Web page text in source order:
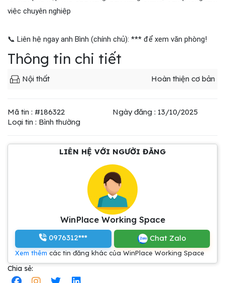
việc chuyên nghiệp
📞 Liên hệ ngay anh Bình (chính chủ): *** để xem văn phòng!
Thông tin chi tiết
Nội thất Hoàn thiện cơ bản
Mã tin : #186322
Ngày đăng : 13/10/2025
Loại tin : Bình thường
LIÊN HỆ VỚI NGƯỜI ĐĂNG
WinPlace Working Space
0976312*** Chat Zalo
Xem thêm các tin đăng khác của WinPlace Working Space
Chia sẻ: